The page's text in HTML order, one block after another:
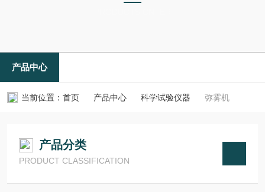
产品中心
当前位置： 首页 产品中心 科学试验仪器 弥雾机
产品分类
PRODUCT CLASSIFICATION